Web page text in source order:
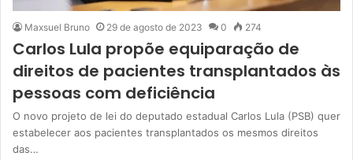
Maxsuel Bruno 29 de agosto de 2023 0 274
Carlos Lula propõe equiparação de
direitos de pacientes transplantados às
pessoas com deficiência
O novo projeto de lei do deputado estadual Carlos Lula (PSB) quer
estabelecer aos pacientes transplantados os mesmos direitos
das…